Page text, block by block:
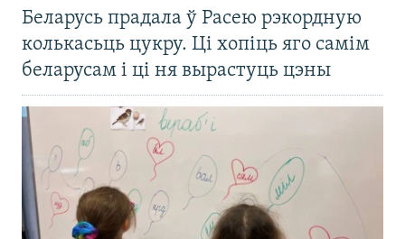
Беларусь прадала ў Расею рэкордную
колькасьць цукру. Ці хопіць яго самім
беларусам і ці ня вырастуць цэны